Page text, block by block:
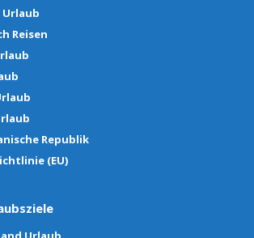
Reisen
Republik
(EU)